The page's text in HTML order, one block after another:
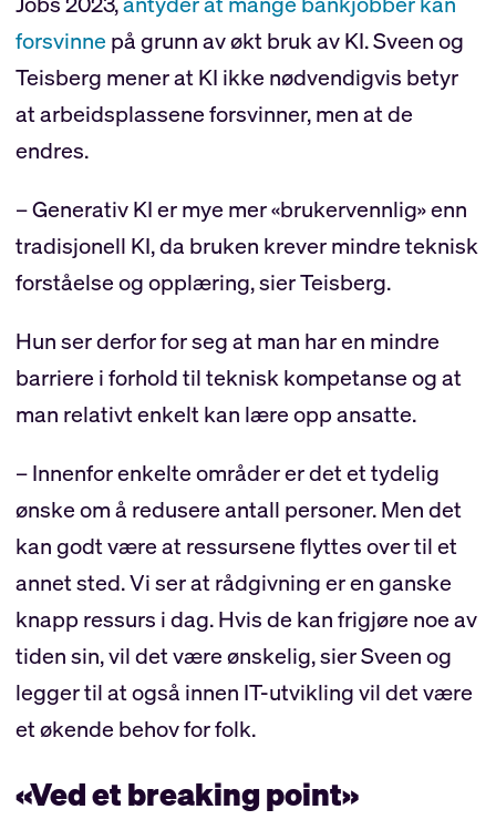
forsvinne på grunn av økt bruk av KI. Sveen og
Teisberg mener at KI ikke nødvendigvis betyr
at arbeidsplassene forsvinner, men at de
endres.
– Generativ KI er mye mer «brukervennlig» enn
tradisjonell KI, da bruken krever mindre teknisk
forståelse og opplæring, sier Teisberg.
Hun ser derfor for seg at man har en mindre
barriere i forhold til teknisk kompetanse og at
man relativt enkelt kan lære opp ansatte.
– Innenfor enkelte områder er det et tydelig
ønske om å redusere antall personer. Men det
kan godt være at ressursene flyttes over til et
annet sted. Vi ser at rådgivning er en ganske
knapp ressurs i dag. Hvis de kan frigjøre noe av
tiden sin, vil det være ønskelig, sier Sveen og
legger til at også innen IT-utvikling vil det være
et økende behov for folk.
«Ved et breaking point»